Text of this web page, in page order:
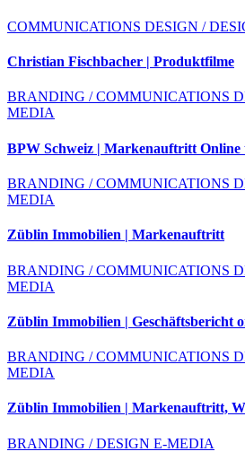
COMMUNICATIONS DESIGN /
Christian Fischbacher | Produktfilme
BRANDING / COMMUNICATIONS
MEDIA
BPW Schweiz | Markenauftritt
BRANDING / COMMUNICATIONS
MEDIA
Züblin Immobilien | Markenauftritt
BRANDING / COMMUNICATIONS
MEDIA
Züblin Immobilien | Geschäftsbericht
BRANDING / COMMUNICATIONS
MEDIA
Züblin Immobilien | Markenauftritt,
BRANDING / DESIGN E-MEDIA